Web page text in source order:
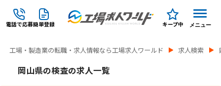
電話で応募簡単登録 キープ中 メニュー
工場・製造業の転職・求人情報なら工場求人ワールド 求人検索
岡山県の検査の求人一覧